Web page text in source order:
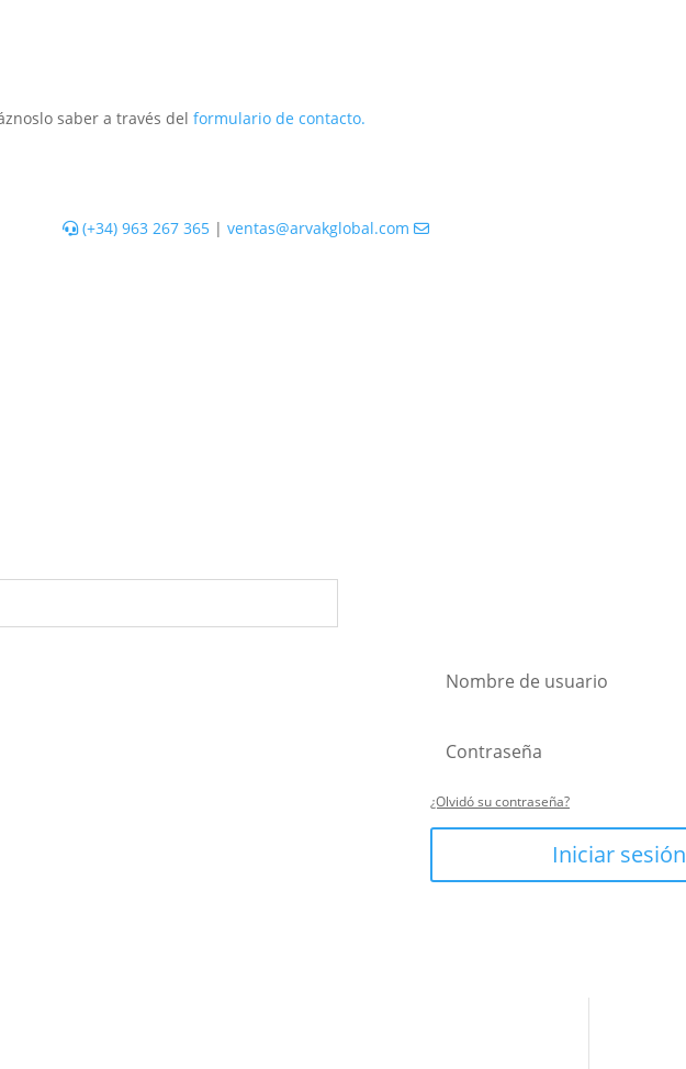
saber a través delformulario de contacto.
(+34) 963 267 365 | ventas@arvakglobal.com
¿Olvidó su contraseña?
Iniciar sesión